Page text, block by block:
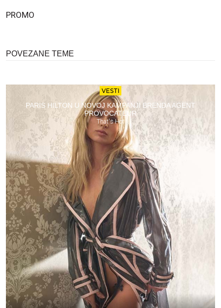
PROMO
POVEZANE TEME
VESTI
PARIS HILTON U NOVOJ KAMPANJI BRENDA AGENT
PROVOCATEUR
That's Hot